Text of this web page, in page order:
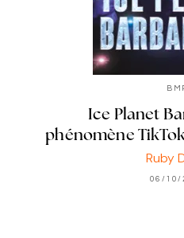
Ice Planet
phénomène
Ruby
06/10/